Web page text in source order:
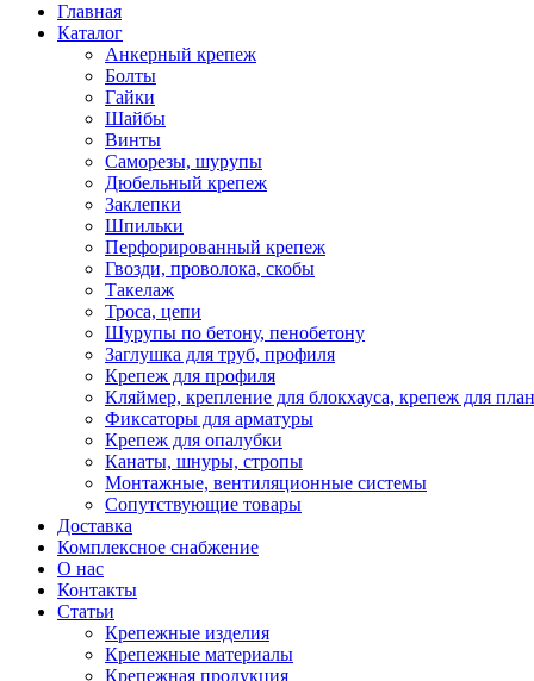
Главная
Каталог
Анкерный крепеж
Болты
Гайки
Шайбы
Винты
Саморезы, шурупы
Дюбельный крепеж
Заклепки
Шпильки
Перфорированный крепеж
Гвозди, проволока, скобы
Такелаж
Троса, цепи
Шурупы по бетону, пенобетону
Заглушка для труб, профиля
Крепеж для профиля
Кляймер, крепление для блокхауса, крепеж для
Фиксаторы для арматуры
Крепеж для опалубки
Канаты, шнуры, стропы
Монтажные, вентиляционные системы
Сопутствующие товары
Доставка
Комплексное снабжение
О нас
Контакты
Статьи
Крепежные изделия
Крепежные материалы
Крепежная продукция